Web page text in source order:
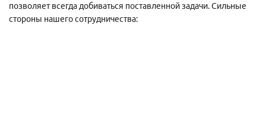
позволяет всегда добиваться поставленной задачи. Сильные
стороны нашего сотрудничества: